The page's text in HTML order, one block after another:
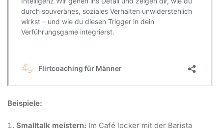
Beispiele:
Smalltalk meistern: Im Café locker mit der Barista